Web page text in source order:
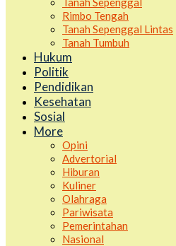
Rimbo Tengah
Tanah Sepenggal Lintas
Tanah Tumbuh
Hukum
Politik
Pendidikan
Kesehatan
Sosial
More
Opini
Advertorial
Hiburan
Kuliner
Olahraga
Pariwisata
Pemerintahan
Nasional